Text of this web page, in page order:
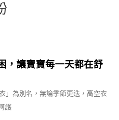
，讓寶寶每一天都在舒
」為別名，無論季節更迭，高空衣
護